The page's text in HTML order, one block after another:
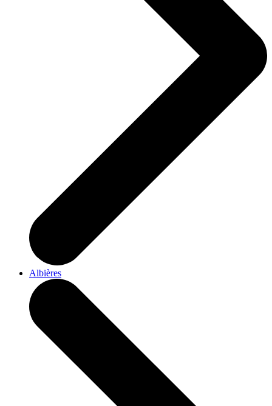
Albières